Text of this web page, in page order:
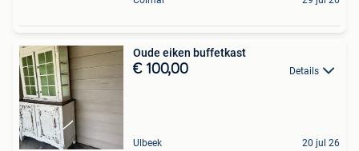
Oude eiken buffetkast
€ 100,00 Details
Ulbeek 20 jul 26